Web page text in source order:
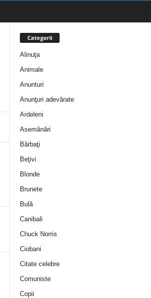
Categorii
Alinuţa
Animale
Anunturi
Anunţuri adevărate
Ardeleni
Asemănări
Bărbaţi
Beţivi
Blonde
Brunete
Bulă
Canibali
Chuck Norris
Ciobani
Citate celebre
Comuniste
Copii